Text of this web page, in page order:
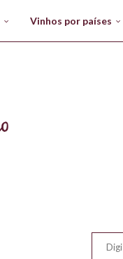
Vinhos por países